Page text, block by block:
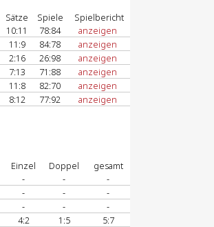
Sätze Spiele
Spielbericht
10:11 78:84
anzeigen
11:9 84:78
anzeigen
2:16 26:98
anzeigen
7:13 71:88
anzeigen
11:8 82:70
anzeigen
8:12 77:92 anzeigen
Einzel Doppel
gesamt
- -
-
- -
-
- -
-
4:2 1:5
5:7